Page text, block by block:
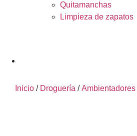
Quitamanchas
Limpieza de zapatos
Inicio / Droguería /Ambientadores